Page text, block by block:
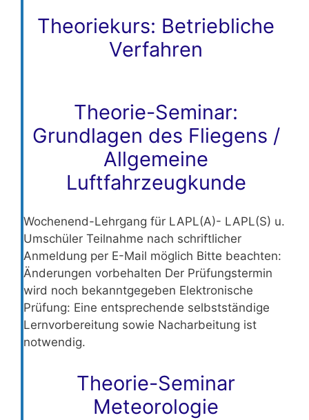
Theoriekurs: Betriebliche
Verfahren
Theorie-Seminar:
Grundlagen des Fliegens /
Allgemeine
Luftfahrzeugkunde
Wochenend-Lehrgang für LAPL(A)- LAPL(S) u.
Umschüler Teilnahme nach schriftlicher
Anmeldung per E-Mail möglich Bitte beachten:
Änderungen vorbehalten Der Prüfungstermin
wird noch bekanntgegeben Elektronische
Prüfung: Eine entsprechende selbstständige
Lernvorbereitung sowie Nacharbeitung ist
notwendig.
Theorie-Seminar
Meteorologie